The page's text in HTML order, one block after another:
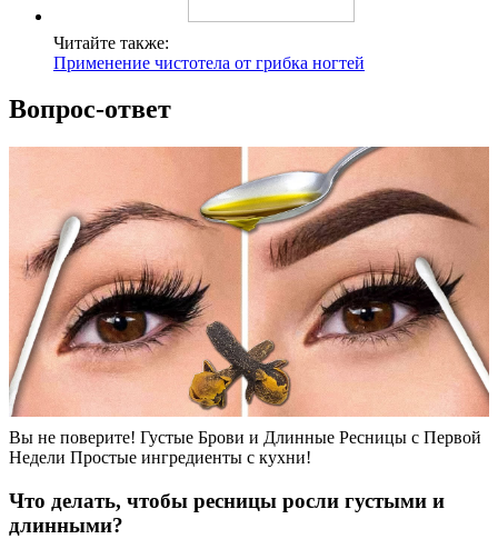
Читайте также:
Применение чистотела от грибка ногтей
Вопрос-ответ
Вы не поверите! Густые Брови и Длинные Ресницы с Первой
Недели Простые ингредиенты с кухни!
Что делать, чтобы ресницы росли густыми и
длинными?